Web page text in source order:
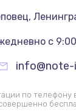
,
с
info@note-
по телефону